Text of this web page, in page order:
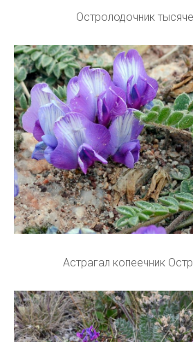
Остролодочник
Астрагал копеечник